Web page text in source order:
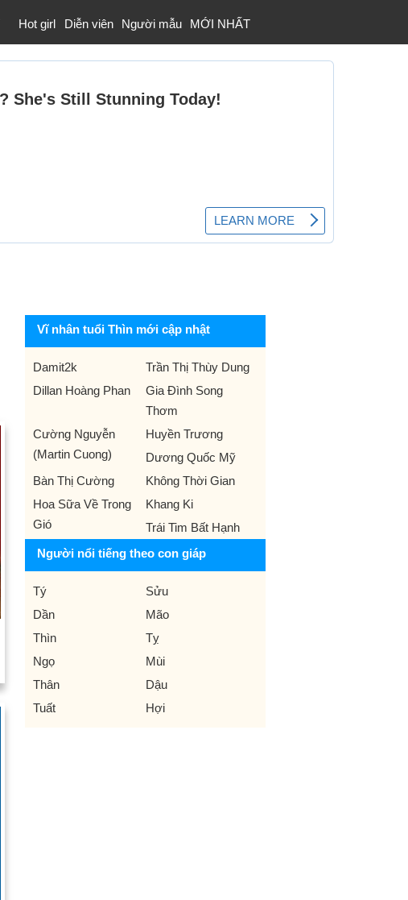
Hot girl Diễn viên Người mẫu MỚI NHẤT
Vĩ nhân tuổi Thìn mới cập nhật
Damit2k
Trần Thị Thùy Dung
Dillan Hoàng Phan
Gia Đình Song
Thơm
Cường Nguyễn
(Martin Cuong)
Huyền Trương
Dương Quốc Mỹ
Bàn Thị Cường
Không Thời Gian
Hoa Sữa Về Trong
Gió
Khang Ki
Trái Tim Bất Hạnh
Người nổi tiếng theo con giáp
Tý
Sửu
Dần
Mão
Thìn
Tỵ
Ngọ
Mùi
Thân
Dậu
Tuất
Hợi